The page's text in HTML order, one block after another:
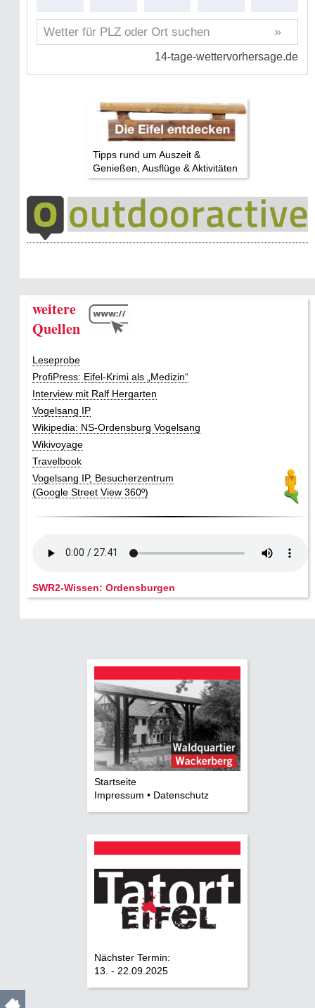
Tipps rund um Auszeit &
Genießen, Ausflüge & Aktivitäten
weitere
Quellen
Leseprobe
ProfiPress: Eifel-Krimi als „Medizin“
Interview mit Ralf Hergarten
Vogelsang IP
Wikipedia: NS-Ordensburg Vogelsang
Wikivoyage
Travelbook
Vogelsang IP, Besucherzentrum
(Google Street View 360º)
SWR2-Wissen: Ordensburgen
Startseite
Impressum • Datenschutz
Nächster Termin:
13. - 22.09.2025